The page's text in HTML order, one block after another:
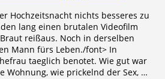
Hochzeitsnacht nichts besseres zu
lang einen brutalen Videofilm
reißaus. Noch in derselben
Mann fürs Leben./font> In
taeglich benotet. Wie gut war
Wohnung, wie prickelnd der Sex, …